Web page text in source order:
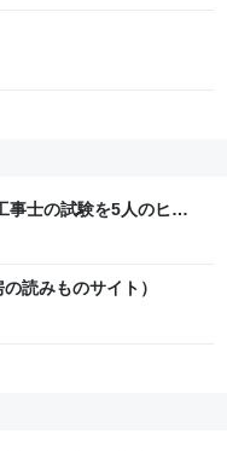
事士の試験を5人のヒロ
CBT模擬試験”で本格的
読みものサイト）